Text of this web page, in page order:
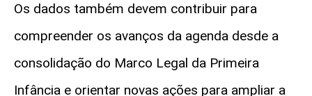
Os dados também devem contribuir para
compreender os avanços da agenda desde a
consolidação do Marco Legal da Primeira
Infância e orientar novas ações para ampliar a